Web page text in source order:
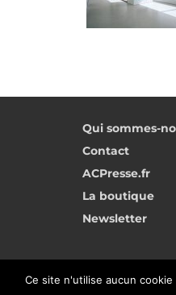
Qui sommes-
Contact
ACPresse.fr
La boutique
Newsletter
Ce site n'utilise aucun